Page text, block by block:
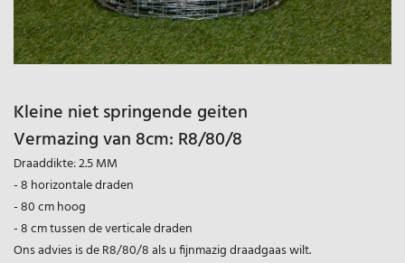
Kleine niet springende geiten
Vermazing van 8cm: R8/80/8
Draaddikte: 2.5 MM
- 8 horizontale draden
- 80 cm hoog
- 8 cm tussen de verticale draden
Ons advies is de R8/80/8 als u fijnmazig draadgaas wilt.